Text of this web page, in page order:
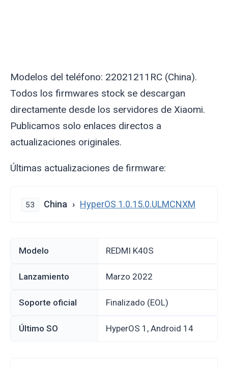
Modelos del teléfono: 22021211RC (China).
Todos los firmwares stock se descargan
directamente desde los servidores de Xiaomi.
Publicamos solo enlaces directos a
actualizaciones originales.
Últimas actualizaciones de firmware:
53 China HyperOS 1.0.15.0.ULMCNXM
Modelo REDMI K40S
Lanzamiento marzo 2022
Soporte oficial Finalizado (EOL)
Último SO HyperOS 1, Android 14